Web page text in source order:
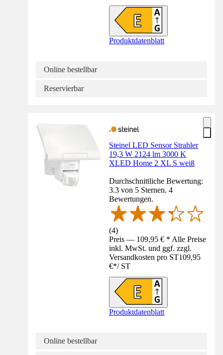
Produktdatenblatt
Online bestellbar
Reservierbar
Steinel LED Sensor Strahler
19,3 W 2124 lm 3000 K
XLED Home 2 XL S weiß
Durchschnittliche Bewertung:
3.3 von 5 Sternen. 4
Bewertungen.
(4)
Preis — 109,95 € * Alle Preise
inkl. MwSt. und ggf. zzgl.
Versandkosten pro ST109,95
€*/ ST
Produktdatenblatt
Online bestellbar